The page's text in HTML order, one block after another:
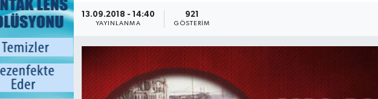
13.09.2018 - 14:40
YAYINLANMA
921
GÖSTERIM
Son Dakika Haberleri
Haber Arşivi